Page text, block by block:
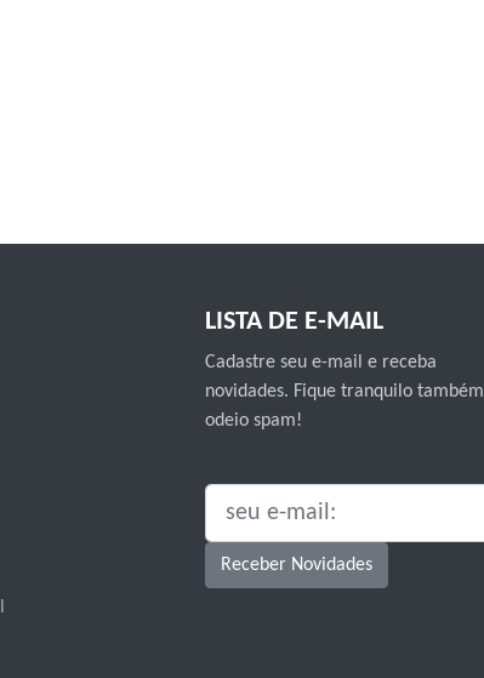
LISTA DE E-MAIL
Cadastre seu e-mail e receba
novidades. Fique tranquilo também
odeio spam!
SEU E-MAIL:
Receber Novidades